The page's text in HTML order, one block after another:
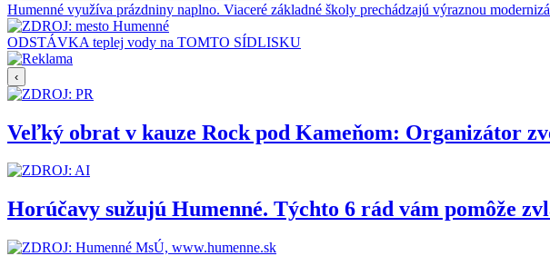
Humenné využíva prázdniny naplno. Viaceré základné školy prechádzajú výraznou
ODSTÁVKA teplej vody na TOMTO SÍDLISKU
‹
Veľký obrat v kauze Rock pod Kameňom: Organizátor
Horúčavy sužujú Humenné. Týchto 6 rád vám pomôže